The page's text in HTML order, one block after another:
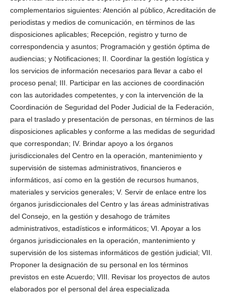
complementarios siguientes: Atención al público, Acreditación de
periodistas y medios de comunicación, en términos de las
disposiciones aplicables; Recepción, registro y turno de
correspondencia y asuntos; Programación y gestión óptima de
audiencias; y Notificaciones; II. Coordinar la gestión logística y
los servicios de información necesarios para llevar a cabo el
proceso penal; III. Participar en las acciones de coordinación
con las autoridades competentes, y con la intervención de la
Coordinación de Seguridad del Poder Judicial de la Federación,
para el traslado y presentación de personas, en términos de las
disposiciones aplicables y conforme a las medidas de seguridad
que correspondan; IV. Brindar apoyo a los órganos
jurisdiccionales del Centro en la operación, mantenimiento y
supervisión de sistemas administrativos, financieros e
informáticos, así como en la gestión de recursos humanos,
materiales y servicios generales; V. Servir de enlace entre los
órganos jurisdiccionales del Centro y las áreas administrativas
del Consejo, en la gestión y desahogo de trámites
administrativos, estadísticos e informáticos; VI. Apoyar a los
órganos jurisdiccionales en la operación, mantenimiento y
supervisión de los sistemas informáticos de gestión judicial; VII.
Proponer la designación de su personal en los términos
previstos en este Acuerdo; VIII. Revisar los proyectos de autos
elaborados por el personal del área especializada